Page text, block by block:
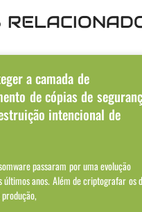
a camada de
de cópias de
intencional de
passaram por uma evolução
últimos anos. Além de criptografar os